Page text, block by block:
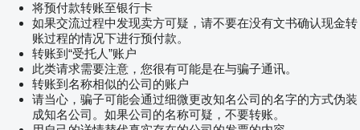
将预付款转账至银行卡
如果交流过程中发现卖方可疑，请不要在没有文书确认现金转
账过程的情况下进行预付款。
转账到“受托人”账户
此类请求需要注意，您很有可能是在与骗子通讯。
转账到名称相似的公司的账户
请当心，骗子可能会通过细微更改知名公司的名字的方式伪装
成知名公司。如果公司的名称可疑，不要转账。